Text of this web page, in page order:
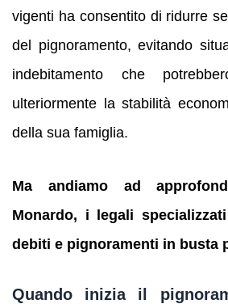
vigenti ha consentito di ridurre
del pignoramento, evitando
indebitamento che
ulteriormente la stabilità
della sua famiglia.
Ma andiamo ad
Monardo, i legali
debiti e pignoramenti in busta
Quando inizia il